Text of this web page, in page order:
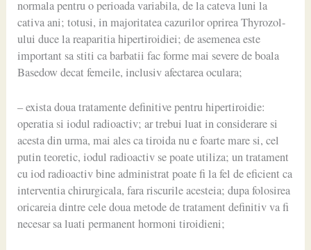
normala pentru o perioada variabila, de la cateva luni la
cativa ani; totusi, in majoritatea cazurilor oprirea Thyrozol-
ului duce la reaparitia hipertiroidiei; de asemenea este
important sa stiti ca barbatii fac forme mai severe de boala
Basedow decat femeile, inclusiv afectarea oculara;
– exista doua tratamente definitive pentru hipertiroidie:
operatia si iodul radioactiv; ar trebui luat in considerare si
acesta din urma, mai ales ca tiroida nu e foarte mare si, cel
putin teoretic, iodul radioactiv se poate utiliza; un tratament
cu iod radioactiv bine administrat poate fi la fel de eficient ca
interventia chirurgicala, fara riscurile acesteia; dupa folosirea
oricareia dintre cele doua metode de tratament definitiv va fi
necesar sa luati permanent hormoni tiroidieni;